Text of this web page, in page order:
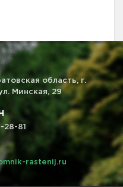
область, г.
Минская, 29
28-81
rastenij.ru